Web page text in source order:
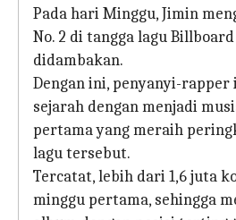
Pada hari Minggu, Jimin
No. 2 di tangga lagu
didambakan.
Dengan ini, penyanyi-
sejarah dengan menjadi
pertama yang meraih
lagu tersebut.
Tercatat, lebih dari 1,6 juta
minggu pertama, sehingga